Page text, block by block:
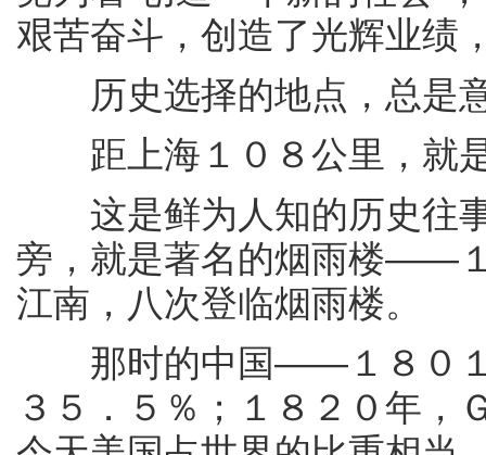
艰苦奋斗，创造了光辉业绩
历史选择的地点，总是
距上海１０８公里，就
这是鲜为人知的历史往事
旁，就是著名的烟雨楼——
江南，八次登临烟雨楼。
那时的中国——１８０１
３５．５％；１８２０年，